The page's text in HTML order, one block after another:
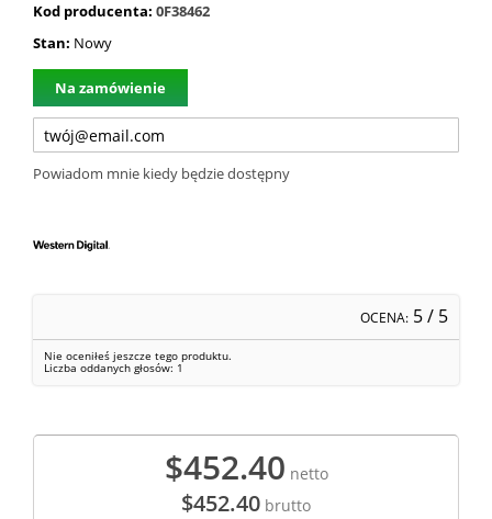
Kod producenta: 0F38462
Stan: Nowy
Na zamówienie
Powiadom mnie kiedy będzie dostępny
OCENA: 5/ 5
Nie oceniłeś jeszcze tego produktu.
Liczba oddanych głosów: 1
$452.40 netto
$452.40 brutto